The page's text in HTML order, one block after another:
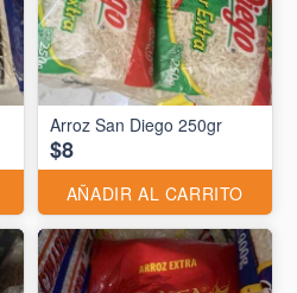
Arroz San Diego 250gr
$8
AÑADIR AL CARRITO